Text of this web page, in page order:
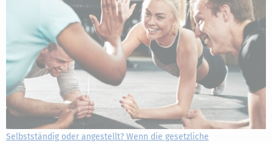
Selbstständig oder angestellt? Wenn die gesetzliche